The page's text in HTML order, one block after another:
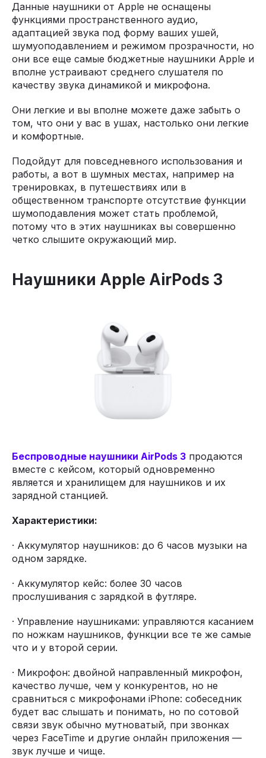
Данные наушники от Apple не оснащены
функциями пространственного аудио,
адаптацией звука под форму ваших ушей,
шумуоподавлением и режимом прозрачности, но
они все еще самые бюджетные наушники Apple и
вполне устраивают среднего слушателя по
качеству звука динамикой и микрофона.
Они легкие и вы вполне можете даже забыть о
том, что они у вас в ушах, настолько они легкие
и комфортные.
Подойдут для повседневного использования и
работы, а вот в шумных местах, например на
тренировках, в путешествиях или в
общественном транспорте отсутствие функции
шумоподавления может стать проблемой,
потому что в этих наушниках вы совершенно
четко слышите окружающий мир.
Наушники Apple AirPods 3
Беспроводные наушники AirPods 3 продаются
вместе с кейсом, который одновременно
является и хранилищем для наушников и их
зарядной станцией.
Характеристики:
· Аккумулятор наушников: до 6 часов музыки на
одном зарядке.
· Аккумулятор кейс: более 30 часов
прослушивания с зарядкой в футляре.
· Управление наушниками: управляются касанием
по ножкам наушников, функции все те же самые
что и у второй серии.
· Микрофон: двойной направленный микрофон,
качество лучше, чем у конкурентов, но не
сравниться с микрофонами iPhone: собеседник
будет вас слышать и понимать, но по сотовой
связи звук обычно мутноватый, при звонках
через FaceTime и другие онлайн приложения —
звук лучше и чище.